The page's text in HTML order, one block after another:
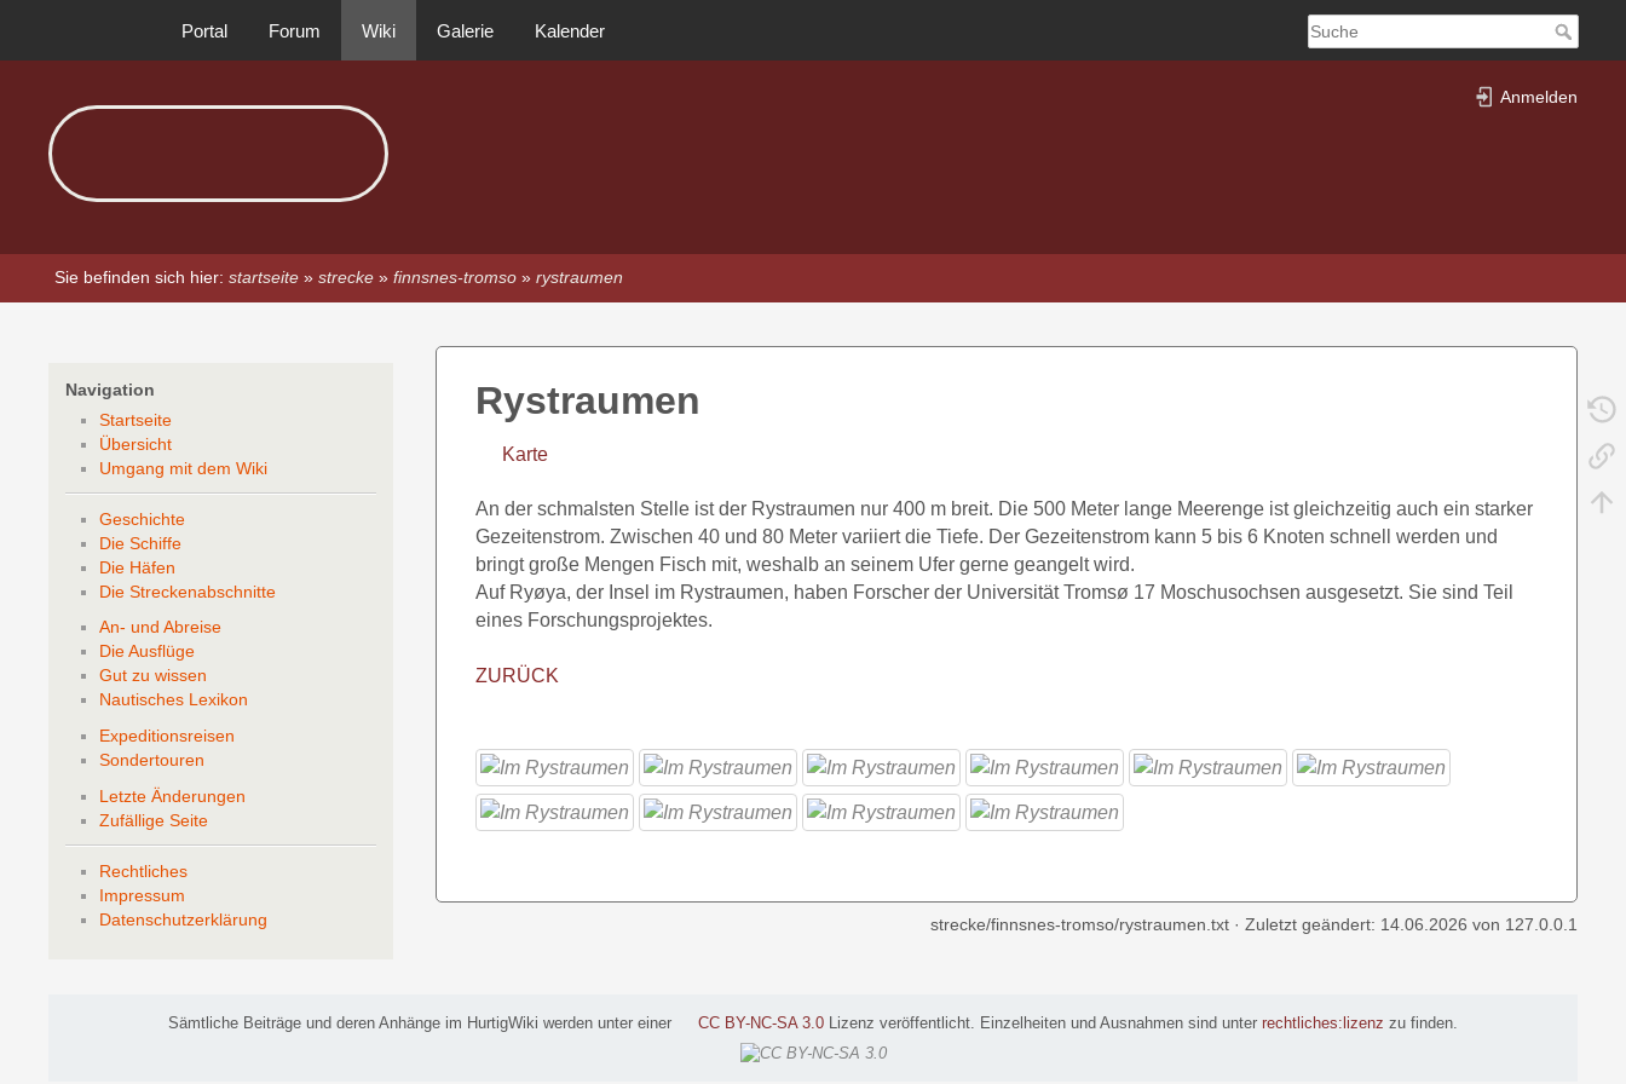
Anmelden
Sie befinden sich hier:startseite »strecke »finnsnes-tromso »rystraumen
Navigation
Startseite
Übersicht
Umgang mit dem Wiki
Geschichte
Die Schiffe
Die Häfen
Die Streckenabschnitte
An- und Abreise
Die Ausflüge
Gut zu wissen
Nautisches Lexikon
Expeditionsreisen
Sondertouren
Letzte Änderungen
Zufällige Seite
Rechtliches
Impressum
Datenschutzerklärung
Rystraumen
Karte
An der schmalsten Stelle ist der Rystraumen nur 400 m breit. Die 500 Meter lange Meerenge ist gleichzeitig auch ein starker
Gezeitenstrom. Zwischen 40 und 80 Meter variiert die Tiefe. Der Gezeitenstrom kann 5 bis 6 Knoten schnell werden und
bringt große Mengen Fisch mit, weshalb an seinem Ufer gerne geangelt wird.
Auf Ryøya, der Insel im Rystraumen, haben Forscher der Universität Tromsø 17 Moschusochsen ausgesetzt. Sie sind Teil
eines Forschungsprojektes.
ZURÜCK
strecke/finnsnes-tromso/rystraumen.txt · Zuletzt geändert: 14.06.2026 von 127.0.0.1
Portal Forum Wiki Galerie Kalender
Sämtliche Beiträge und deren Anhänge im HurtigWiki werden unter einer CC BY-NC-SA 3.0Lizenz veröffentlicht. Einzelheiten und Ausnahmen sind unter rechtliches:lizenz zu finden.